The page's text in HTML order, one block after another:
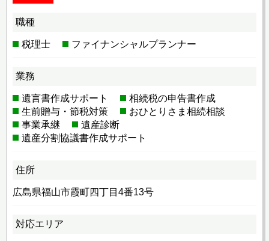
職種
税理士 ファイナンシャルプランナー
業務
遺言書作成サポート
相続税の申告書作成
生前贈与・節税対策
おひとりさま相続相談
事業承継
遺産診断
遺産分割協議書作成サポート
住所
広島県福山市霞町四丁目4番13号
対応エリア